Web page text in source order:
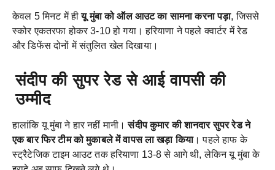
केवल 5 मिनट में हीयू मुंबा को ऑल आउट का सामना करना पड़ा, जिससे
स्कोर एकतरफा होकर 3-10 हो गया। हरियाणा ने पहले क्वार्टर में रेड
और डिफेंस दोनों में संतुलित खेल दिखाया।
संदीप की सुपर रेड से आई वापसी की
उम्मीद
हालांकि यू मुंबा ने हार नहीं मानी।संदीप कुमार की शानदार सुपर रेड ने
एक बार फिर टीम को मुकाबले में वापस ला खड़ा किया। पहले हाफ के
स्ट्रैटेजिक टाइम आउट तक हरियाणा 13-8 से आगे थी, लेकिन यू मुंबा के